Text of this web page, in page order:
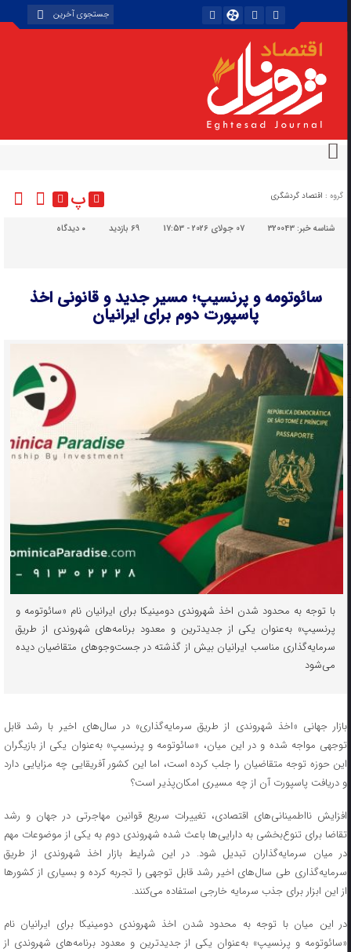
گروه : اقتصاد گردشگری پ
شناسه خبر:320043 07 جولای 2026 - 17:53 69 بازدید دیدگاه
سائوتومه و پرنسیپ؛ مسیر جدید و قانونی اخذ
پاسپورت دوم برای ایرانیان
با توجه به محدود شدن اخذ شهروندی دومینیکا برای ایرانیان نام «سائوتومه و
پرنسیپ» به‌عنوان یکی از جدیدترین و معدود برنامه‌های شهروندی از طریق
سرمایه‌گذاری مناسب ایرانیان بیش از گذشته در جست‌وجوهای متقاضیان دیده
می‌شود
بازار جهانی «اخذ شهروندی از طریق سرمایه‌گذاری» در سال‌های اخیر با رشد قابل
توجهی مواجه شده و در این میان، «سائوتومه و پرنسیپ» به‌عنوان یکی از بازیگران
این حوزه توجه متقاضیان را جلب کرده است، اما این کشور آفریقایی چه مزایایی دارد
و دریافت پاسپورت آن از چه مسیری امکان‌پذیر است؟
افزایش نااطمینانی‌های اقتصادی، تغییرات سریع قوانین مهاجرتی در جهان و رشد
تقاضا برای تنوع‌بخشی به دارایی‌ها باعث شده شهروندی دوم به یکی از موضوعات مهم
در میان سرمایه‌گذاران تبدیل شود. در این شرایط بازار اخذ شهروندی از طریق
سرمایه‌گذاری طی سال‌های اخیر رشد قابل توجهی را تجربه کرده و بسیاری از کشورها
از این ابزار برای جذب سرمایه خارجی استفاده می‌کنند.
در این میان با توجه به محدود شدن اخذ شهروندی دومینیکا برای ایرانیان نام
«سائوتومه و پرنسیپ» به‌عنوان یکی از جدیدترین و معدود برنامه‌های شهروندی از